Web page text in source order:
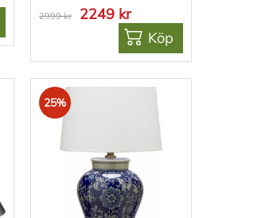
2999 kr
2249 kr
Köp
25%